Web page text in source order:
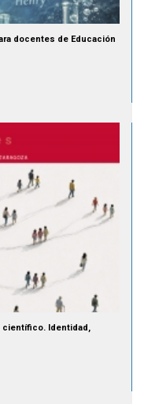
docentes de Educación
Identidad,